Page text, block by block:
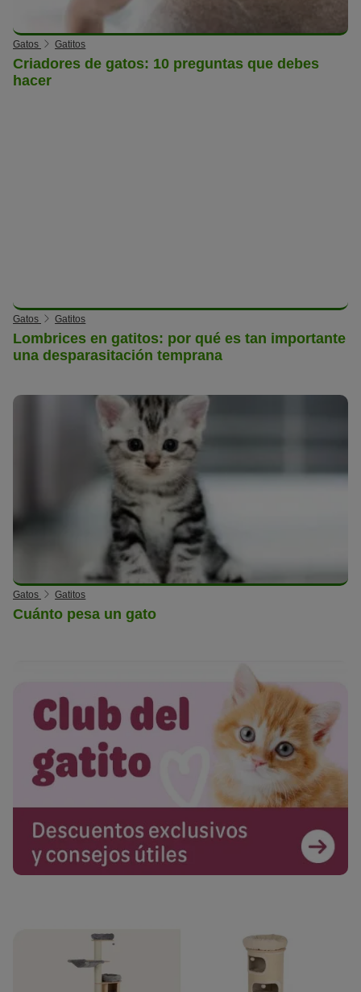
Gatos Gatitos
Criadores de gatos: 10 preguntas que debes
hacer
Gatos Gatitos
Lombrices en gatitos: por qué es tan importante
una desparasitación temprana
Gatos Gatitos
Cuánto pesa un gato